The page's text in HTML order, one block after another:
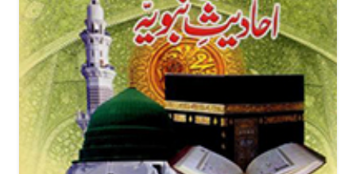
’’ایک مرتبہ پارۂ عم پڑھتے وقت سورۂ فیل کے سبق میں دریافت
کیاکہ یہ ’’ابابیل‘‘وہی تو نہیں جسے ہم دیکھتے ہیںاور
’’سجیل‘‘کاکیامطلب؟ جب حضرت صدرالشریعہ نے یہ سمجھایا تو
آپ نے کہاکیایہ انھیں ابابیل کا واقعہ ہے جنہوں نے ہاتھیوں کو
مارگرایا؟غالباًآپ کی والدہ ماجدہ نے کبھی یہ واقعہ سنایاتھا اور وہ
اب تک حاشیۂ ذہن میں محفوظ رہ گیاتھا۔ اس پر حضرت صدرالشریعہ
بہت ہی مسرور ہوئے اور فرمایاکہ میرا یہ بچہ آئندہ بہت بڑاعالم